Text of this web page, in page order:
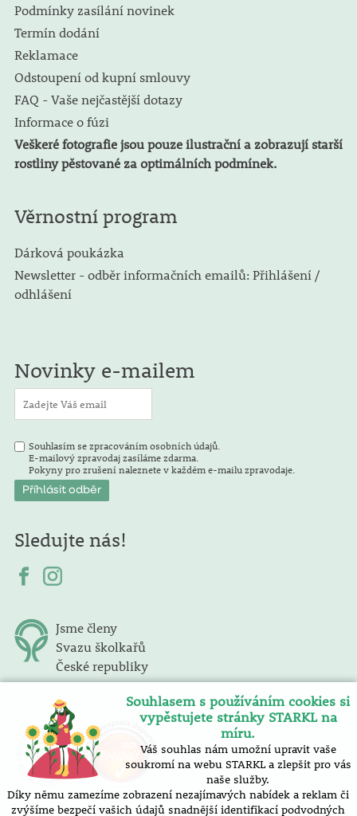
Podmínky zasílání novinek
Termín dodání
Reklamace
Odstoupení od kupní smlouvy
FAQ - Vaše nejčastější dotazy
Informace o fúzi
Veškeré fotografie jsou pouze ilustrační a zobrazují starší
rostliny pěstované za optimálních podmínek.
Věrnostní program
Dárková poukázka
Newsletter - odběr informačních emailů: Přihlášení /
odhlášení
Novinky e-mailem
Souhlasím se zpracováním osobních údajů.
E-mailový zpravodaj zasíláme zdarma.
Pokyny pro zrušení naleznete v každém e-mailu zpravodaje.
Sledujte nás!
Jsme členy
Svazu školkařů
České republiky
Souhlasem s používáním cookies si
vypěstujete stránky STARKL na
míru.
Váš souhlas nám umožní upravit vaše
soukromí na webu STARKL a zlepšit pro vás
naše služby.
Díky němu zamezíme zobrazení nezajímavých nabídek a reklam či
zvýšíme bezpečí vašich údajů snadnější identifikací podvodných